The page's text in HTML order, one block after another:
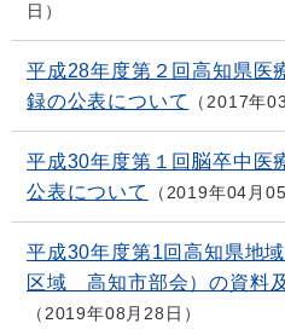
日
平成28年度第２回高知県医
録の公表について
2017年
平成30年度第１回脳卒中医
公表について
2019年04月
平成30年度第1回高知県地
区域 高知市部会）の資料
2019年08月28日